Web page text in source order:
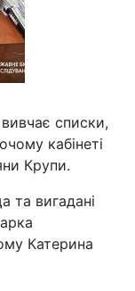
списки,
кабінеті
Крупи.
та вигадані
Катерина